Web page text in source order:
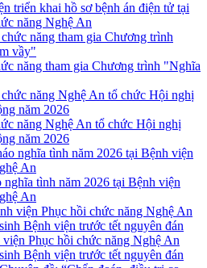
triển khai hồ sơ bệnh án điện tử tại
năng Nghệ An
năng tham gia Chương trình "Nghĩa
năng Nghệ An tổ chức Hội nghị
năm 2026
tình năm 2026 tại Bệnh viện
An
Phục hồi chức năng Nghệ An
Bệnh viện trước tết nguyên đán